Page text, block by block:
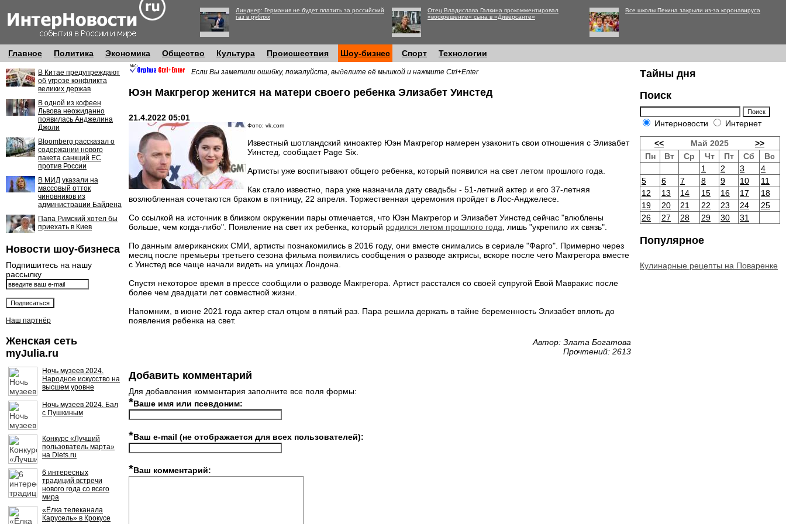
Линднер: Германия не будет платить за российский
газ в рублях
Отец Владислава Галкина прокомментировал
«воскрешение» сына в «Диверсанте»
Все школы Пекина закрыли из-за коронавируса
Главное Политика Экономика Общество Культура Происшествия Шоу-бизнес Спорт Технологии
В Китае предупреждают
об угрозе конфликта
великих держав
В одной из кофеен
Львова неожиданно
появилась Анджелина
Джоли
Bloomberg рассказал о
содержании нового
пакета санкций ЕС
против России
В МИД указали на
массовый отток
чиновников из
администрации Байдена
Папа Римский хотел бы
приехать в Киев
Новости шоу-бизнеса
Подпишитесь на нашу
рассылку
Наш партнёр
Женская сеть
myJulia.ru
Ночь музеев 2024.
Народное искусство на
высшем уровне
Ночь музеев 2024. Бал
с Пушкиным
Конкурс «Лучший
пользователь марта»
на Diets.ru
6 интересных
традиций встречи
нового года со всего
мира
«Ёлка телеканала
Карусель» в Крокусе
Если Вы заметили ошибку, пожалуйста, выделите её мышкой и нажмите Ctrl+Enter
Юэн Макгрегор женится на матери своего ребенка Элизабет Уинстед
21.4.2022 05:01
Фото: vk.com
Известный шотландский киноактер Юэн Макгрегор намерен узаконить свои отношения с Элизабет
Уинстед, сообщает Page Six.
Артисты уже воспитывают общего ребенка, который появился на свет летом прошлого года.
Как стало известно, пара уже назначила дату свадьбы - 51-летний актер и его 37-летняя
возлюбленная сочетаются браком в пятницу, 22 апреля. Торжественная церемония пройдет в Лос-Анджелесе.
Со ссылкой на источник в близком окружении пары отмечается, что Юэн Макгрегор и Элизабет Уинстед сейчас "влюблены
больше, чем когда-либо". Появление на свет их ребенка, который родился летом прошлого года , лишь "укрепило их связь".
По данным американских СМИ, артисты познакомились в 2016 году, они вместе снимались в сериале "Фарго". Примерно через
месяц после премьеры третьего сезона фильма появились сообщения о разводе актрисы, вскоре после чего Макгрегора вместе
с Уинстед все чаще начали видеть на улицах Лондона.
Спустя некоторое время в прессе сообщили о разводе Макгрегора. Артист расстался со своей супругой Евой Мавракис после
более чем двадцати лет совместной жизни.
Напомним, в июне 2021 года актер стал отцом в пятый раз. Пара решила держать в тайне беременность Элизабет вплоть до
появления ребенка на свет.
Автор: Злата Богатова
Прочтений: 2613
Добавить комментарий
Для добавления комментария заполните все поля формы:
*Ваше имя или псевдоним:
*Ваш e-mail (не отображается для всех пользователей):
*Ваш комментарий:
Тайны дня
Поиск
Интерновости Интернет
<< Май 2025
>>
Пн
Вт Ср Чт Пт Сб
Вс
1
2 3
4
5
6 7 8 9 10
11
12
13 14 15 16 17
18
19
20 21 22 23 24
25
26
27 28 29 30 31
Популярное
Кулинарные рецепты на Поваренке